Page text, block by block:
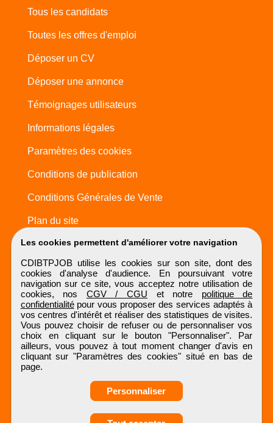
Les cookies permettent d'améliorer votre navigation
CDIBTPJOB utilise les cookies sur son site, dont des
cookies d'analyse d'audience. En poursuivant votre
navigation sur ce site, vous acceptez notre utilisation de
cookies, nos CGV / CGU et notre politique de
confidentialitépour vous proposer des services adaptés à
vos centres d'intérêt et réaliser des statistiques de visites.
Vous pouvez choisir de refuser ou de personnaliser vos
choix en cliquant sur le bouton "Personnaliser". Par
ailleurs, vous pouvez à tout moment changer d'avis en
cliquant sur "Paramètres des cookies" situé en bas de
page.
Personnaliser
Tous les candidats
Toutes les offres d'emploi
Déposer un CV
Déposer une annonce
Témoignages utilisateurs
Informations légales
Paramètres des cookies
Conditions de publication
Conditions Générales de Vente
Plan du site